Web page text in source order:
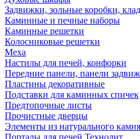
Задвижки, зольные коробки,
Каминные и печные наборы
Каминные решетки
Колосниковые решетки
Меха
Настилы для печей, конфорки
Передние панели, панели
Пластины декоративные
Подставки для каминных спичек
Предтопочные листы
Прочистные дверцы
Элементы из натурального
Порталы для печей Технолит